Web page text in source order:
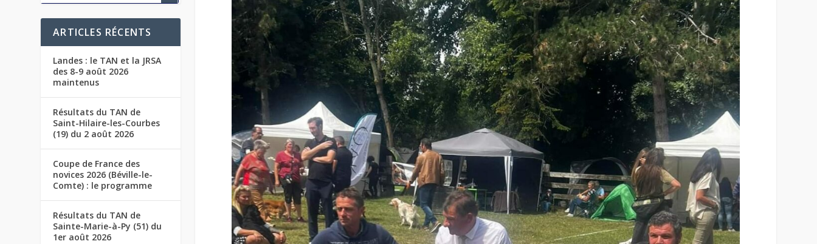
ARTICLES RÉCENTS
Landes : le TAN et la JRSA
des 8-9 août 2026
maintenus
Résultats du TAN de
Saint-Hilaire-les-Courbes
(19) du 2 août 2026
Coupe de France des
novices 2026 (Béville-le-
Comte) : le programme
Résultats du TAN de
Sainte-Marie-à-Py (51) du
1er août 2026